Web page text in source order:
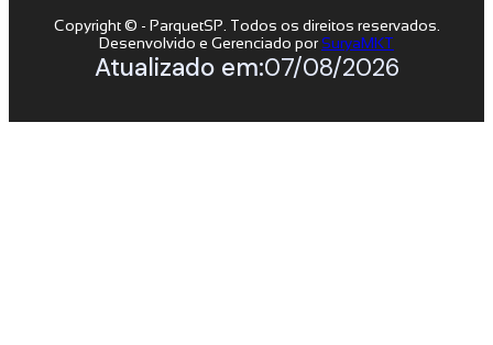
Copyright © - ParquetSP. Todos os direitos reservados.
Desenvolvido e Gerenciado porSuryaMKT
Atualizado em:07/08/2026